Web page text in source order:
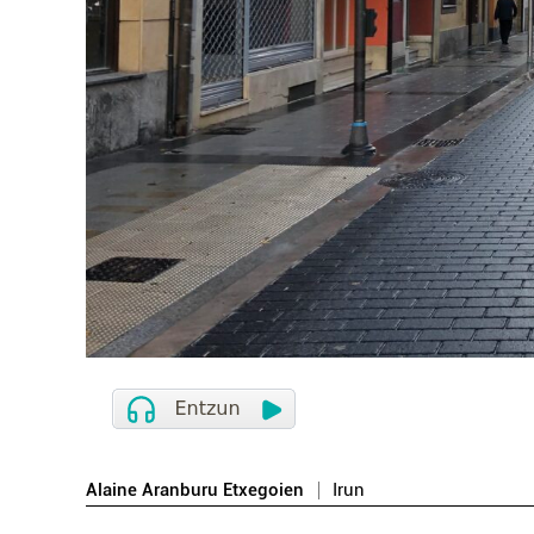
Alaine Aranburu Etxegoien Irun